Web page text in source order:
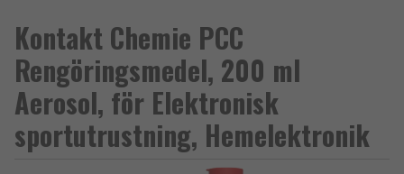
Kontakt Chemie PCC
Rengöringsmedel, 200 ml
Aerosol, för Elektronisk
sportutrustning, Hemelektronik